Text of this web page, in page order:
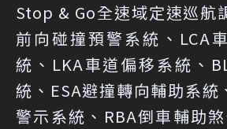
Stop & Go全速域定速巡航
前向碰撞預警系統、LCA
統、LKA車道偏移系統、
統、ESA避撞轉向輔助系統
警示系統、RBA倒車輔助